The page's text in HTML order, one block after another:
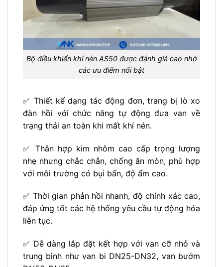
Bộ điều khiển khí nén AS50 được đánh giá cao nhờ
các ưu điểm nổi bật
✅ Thiết kế dạng tác động đơn, trang bị lò xo
đàn hồi với chức năng tự động đưa van về
trạng thái an toàn khi mất khí nén.
✅ Thân hợp kim nhôm cao cấp trọng lượng
nhẹ nhưng chắc chắn, chống ăn mòn, phù hợp
với môi trường có bụi bẩn, độ ẩm cao.
✅ Thời gian phản hồi nhanh, độ chính xác cao,
đáp ứng tốt các hệ thống yêu cầu tự động hóa
liên tục.
✅ Dễ dàng lắp đặt kết hợp với van cỡ nhỏ và
trung bình như van bi DN25-DN32, van bướm